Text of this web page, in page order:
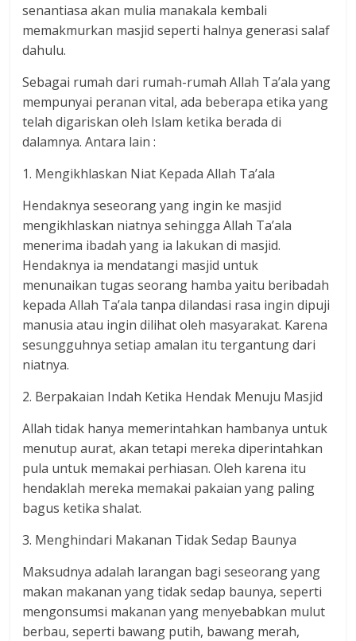
senantiasa akan mulia manakala kembali
memakmurkan masjid seperti halnya generasi salaf
dahulu.
Sebagai rumah dari rumah-rumah Allah Ta’ala yang
mempunyai peranan vital, ada beberapa etika yang
telah digariskan oleh Islam ketika berada di
dalamnya. Antara lain :
1. Mengikhlaskan Niat Kepada Allah Ta’ala
Hendaknya seseorang yang ingin ke masjid
mengikhlaskan niatnya sehingga Allah Ta’ala
menerima ibadah yang ia lakukan di masjid.
Hendaknya ia mendatangi masjid untuk
menunaikan tugas seorang hamba yaitu beribadah
kepada Allah Ta’ala tanpa dilandasi rasa ingin dipuji
manusia atau ingin dilihat oleh masyarakat. Karena
sesungguhnya setiap amalan itu tergantung dari
niatnya.
2. Berpakaian Indah Ketika Hendak Menuju Masjid
Allah tidak hanya memerintahkan hambanya untuk
menutup aurat, akan tetapi mereka diperintahkan
pula untuk memakai perhiasan. Oleh karena itu
hendaklah mereka memakai pakaian yang paling
bagus ketika shalat.
3. Menghindari Makanan Tidak Sedap Baunya
Maksudnya adalah larangan bagi seseorang yang
makan makanan yang tidak sedap baunya, seperti
mengonsumsi makanan yang menyebabkan mulut
berbau, seperti bawang putih, bawang merah,